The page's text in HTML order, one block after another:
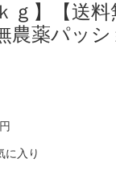
ｇ】【送
農薬パッ
に入り